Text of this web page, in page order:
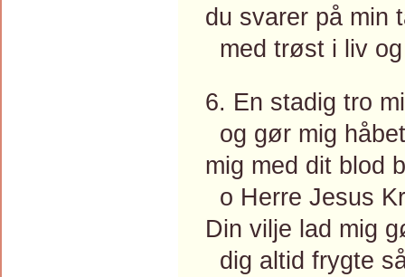
du svarer på min
med trøst i liv
6. En stadig tro
og gør mig
mig med dit blod
o Herre Jesus
Din vilje lad mig
dig altid frygte